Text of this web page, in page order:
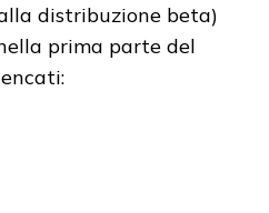
distribuzione beta)
prima parte del